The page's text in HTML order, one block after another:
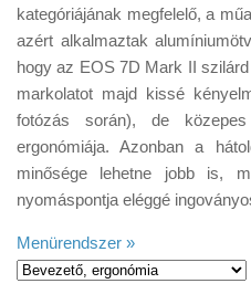
kategóriájának megfelelő, a
azért alkalmaztak
hogy az EOS 7D Mark II
markolatot majd kissé
fotózás során), de
ergonómiája. Azonban a
minősége lehetne jobb is,
nyomáspontja eléggé
Menürendszer »